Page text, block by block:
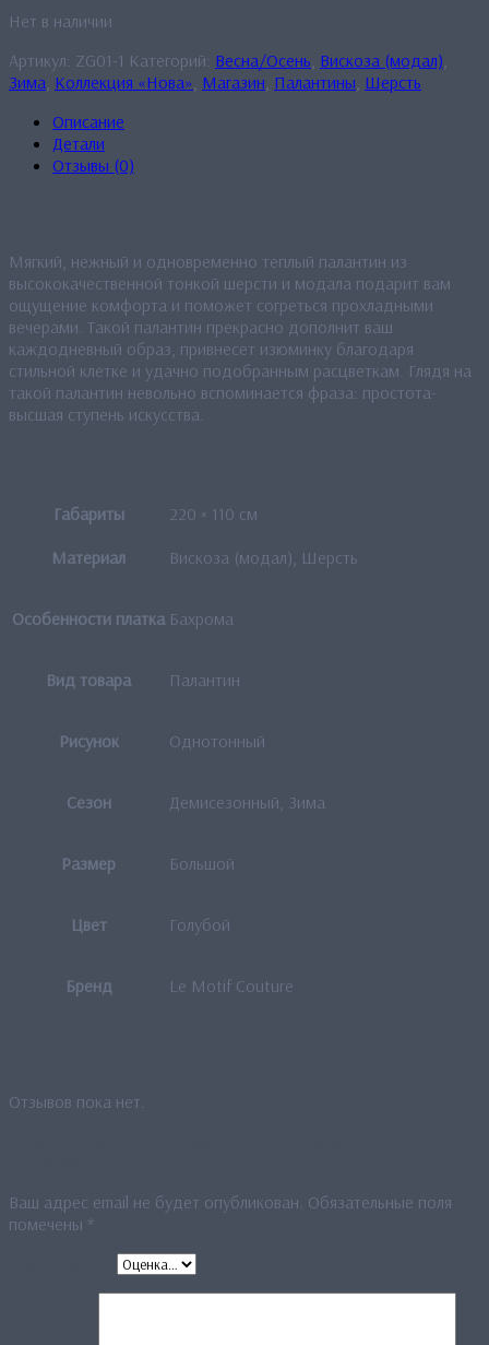
Нет в наличии
Артикул: ZG01-1 Категорий: Весна/Осень Вискоза (модал)
Зима Коллекция «Нова» Магазин Палантины Шерсть
Описание
Детали
Отзывы (0)
Мягкий, нежный и одновременно теплый палантин из
высококачественной тонкой шерсти и модала подарит вам
ощущение комфорта и поможет согреться прохладными
вечерами. Такой палантин прекрасно дополнит ваш
каждодневный образ, привнесет изюминку благодаря
стильной клетке и удачно подобранным расцветкам. Глядя на
такой палантин невольно вспоминается фраза: простота-
высшая ступень искусства.
Габариты
220 × 110 см
Материал
Вискоза (модал), Шерсть
Особенности платка Бахрома
Вид товара Палантин
Рисунок Однотонный
Сезон Демисезонный, Зима
Размер Большой
Цвет Голубой
Бренд Le Motif Couture
Отзывов пока нет.
Ваш адрес email не будет опубликован. Обязательные поля
помечены *